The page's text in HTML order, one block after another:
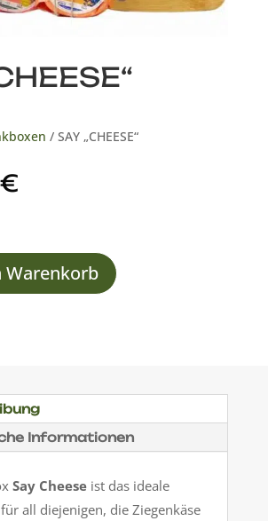
/ SAY „CHEESE“
€
Warenkorb
Informationen
Say Cheeseist das ideale
all diejenigen, die Ziegenkäse